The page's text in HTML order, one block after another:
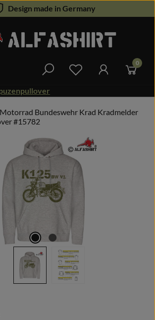
Design made in Germany
Du hast 0 0
Bundeswehr Krad Kradmelder
#15782
überspringen